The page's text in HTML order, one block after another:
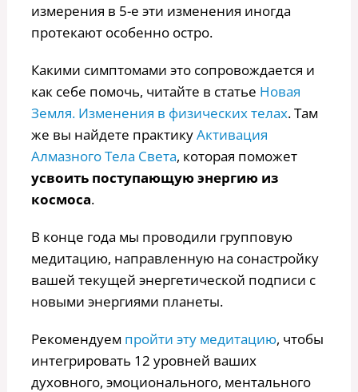
измерения в 5-е эти изменения иногда
протекают особенно остро.
Какими симптомами это сопровождается и
как себе помочь, читайте в статье Новая
Земля. Изменения в физических телах. Там
же вы найдете практикуАктивация
Алмазного Тела Света, которая поможет
усвоить поступающую энергию из
космоса.
В конце года мы проводили групповую
медитацию, направленную на сонастройку
вашей текущей энергетической подписи с
новыми энергиями планеты.
Рекомендуем пройти эту медитацию, чтобы
интегрировать 12 уровней ваших
духовного, эмоционального, ментального